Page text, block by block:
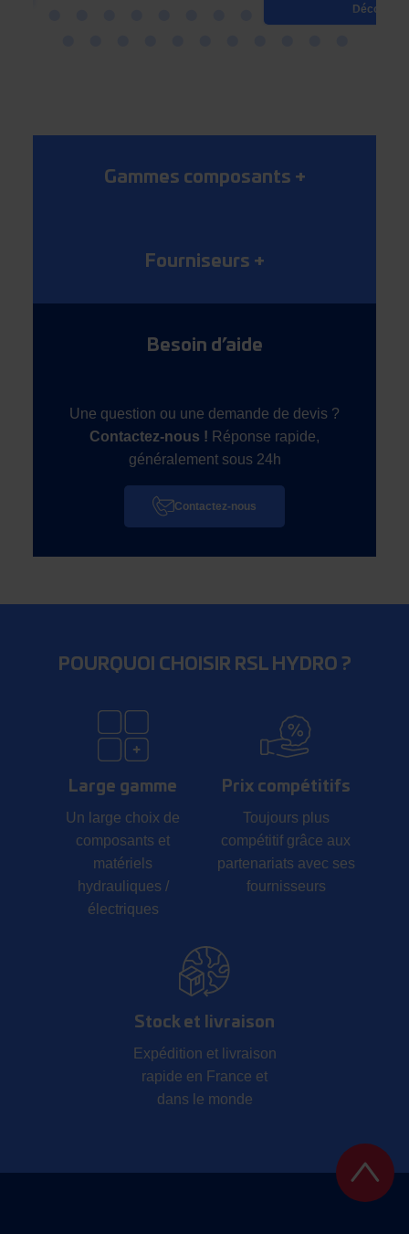
Découvrir
Gammes composants +
Fourniseurs +
Besoin d’aide
Une question ou une demande de devis ?
Contactez-nous ! Réponse rapide,
généralement sous 24h
Contactez-nous
POURQUOI CHOISIR RSL HYDRO ?
Large gamme
Un large choix de
composants et
matériels
hydrauliques /
électriques
Prix compétitifs
Toujours plus
compétitif grâce aux
partenariats avec ses
fournisseurs
Stock et livraison
Expédition et livraison
rapide en France et
dans le monde